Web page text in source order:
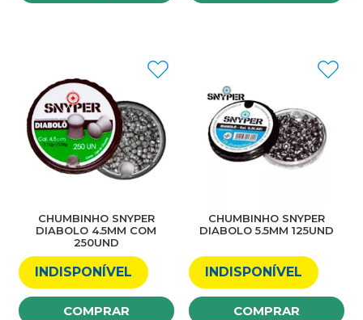
CHUMBINHO SNYPER
DIABOLO 4.5MM COM
250UND
INDISPONÍVEL
COMPRAR
CHUMBINHO SNYPER
DIABOLO 5.5MM 125UND
INDISPONÍVEL
COMPRAR